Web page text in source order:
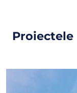
Proiectele